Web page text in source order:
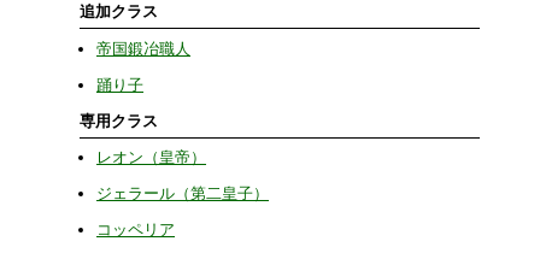
追加クラス
帝国鍛冶職人
踊り子
専用クラス
レオン（皇帝）
ジェラール（第二皇子）
コッペリア